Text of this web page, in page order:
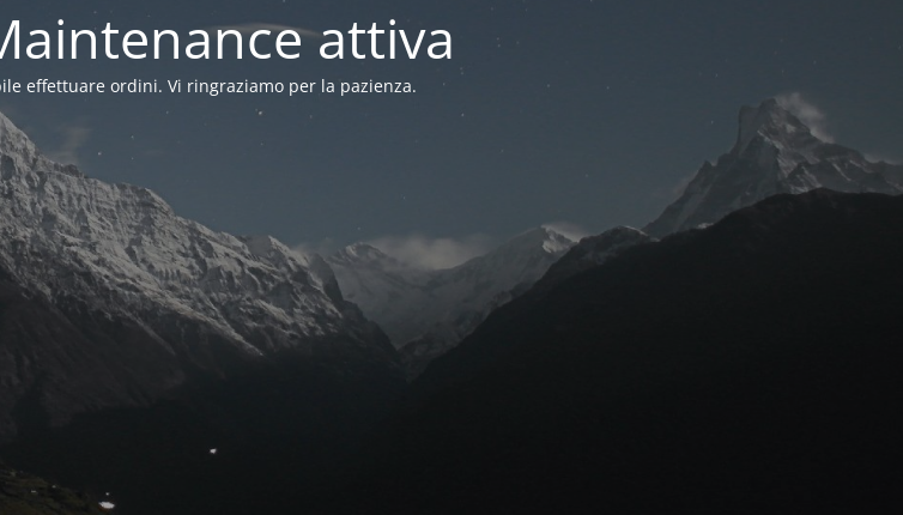
attiva
effettuare ordini. Vi ringraziamo per la pazienza.